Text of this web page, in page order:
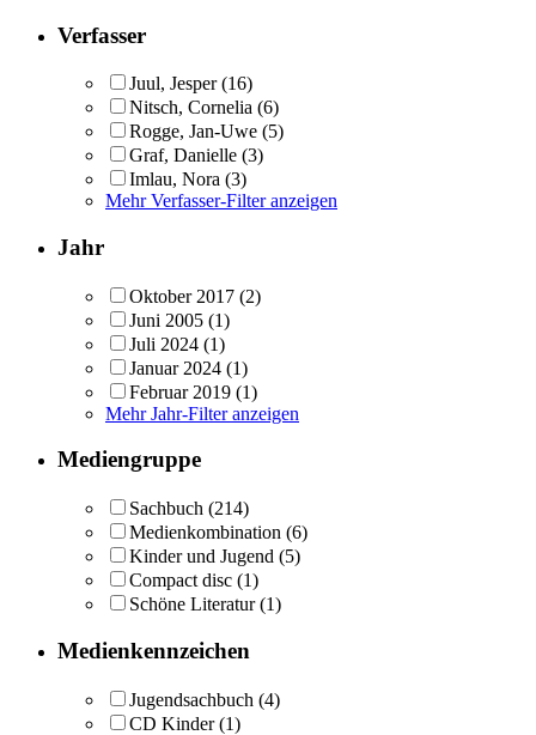
Verfasser
Juul, Jesper (16)
Nitsch, Cornelia (6)
Rogge, Jan-Uwe (5)
Graf, Danielle (3)
Imlau, Nora (3)
Mehr Verfasser-Filter anzeigen
Jahr
Oktober 2017 (2)
Juni 2005 (1)
Juli 2024 (1)
Januar 2024 (1)
Februar 2019 (1)
Mehr Jahr-Filter anzeigen
Mediengruppe
Sachbuch (214)
Medienkombination (6)
Kinder und Jugend (5)
Compact disc (1)
Schöne Literatur (1)
Medienkennzeichen
Jugendsachbuch (4)
CD Kinder (1)